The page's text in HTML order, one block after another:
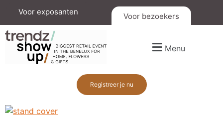
Voor exposanten Voor bezoekers
Menu
Registreer je nu